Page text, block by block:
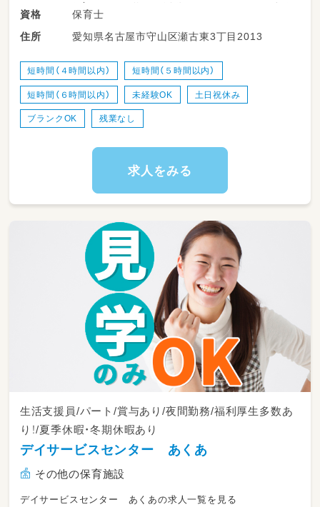
例）子どもの遊びや活動のサポート、クラス担任
の補助、環境整備、清掃など
資格
保育士
住所
愛知県名古屋市守山区瀬古東3丁目2013
短時間（４時間以内） 短時間（５時間以内）
短時間（６時間以内） 未経験OK 土日祝休み
ブランクOK 残業なし
求人をみる
生活支援員/パート/賞与あり/夜間勤務/福利厚生多数あ
り！/夏季休暇・冬期休暇あり
デイサービスセンター あくあ
その他の保育施設
デイサービスセンター あくあの求人一覧を見る